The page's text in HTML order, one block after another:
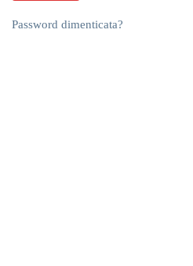
Password dimenticata?